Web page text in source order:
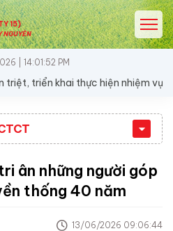
15)
NGUYÊN
| 14:01:52 PM
khai thực hiện nhiệm vụ 6
ân những người góp
thống 40 năm
13/06/2026 09:06:44